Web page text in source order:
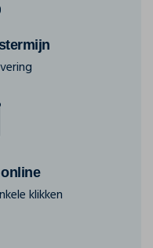
klikken